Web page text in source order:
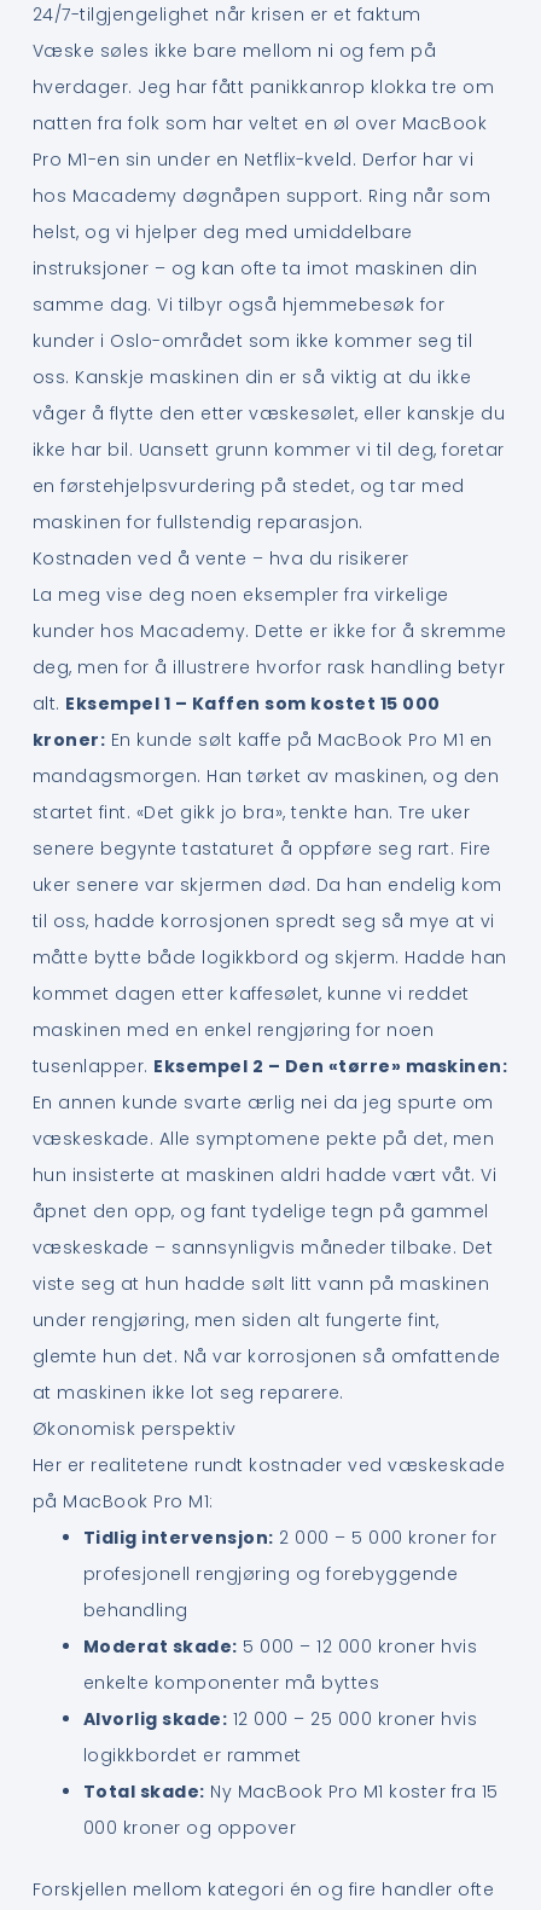
24/7-tilgjengelighet når krisen er et faktum
Væske søles ikke bare mellom ni og fem på
hverdager. Jeg har fått panikkanrop klokka tre om
natten fra folk som har veltet en øl over MacBook
Pro M1-en sin under en Netflix-kveld. Derfor har vi
hos Macademy døgnåpen support. Ring når som
helst, og vi hjelper deg med umiddelbare
instruksjoner – og kan ofte ta imot maskinen din
samme dag. Vi tilbyr også hjemmebesøk for
kunder i Oslo-området som ikke kommer seg til
oss. Kanskje maskinen din er så viktig at du ikke
våger å flytte den etter væskesølet, eller kanskje du
ikke har bil. Uansett grunn kommer vi til deg, foretar
en førstehjelpsvurdering på stedet, og tar med
maskinen for fullstendig reparasjon.
Kostnaden ved å vente – hva du risikerer
La meg vise deg noen eksempler fra virkelige
kunder hos Macademy. Dette er ikke for å skremme
deg, men for å illustrere hvorfor rask handling betyr
alt. Eksempel 1 – Kaffen som kostet 15 000
kroner: En kunde sølt kaffe på MacBook Pro M1 en
mandagsmorgen. Han tørket av maskinen, og den
startet fint. «Det gikk jo bra», tenkte han. Tre uker
senere begynte tastaturet å oppføre seg rart. Fire
uker senere var skjermen død. Da han endelig kom
til oss, hadde korrosjonen spredt seg så mye at vi
måtte bytte både logikkbord og skjerm. Hadde han
kommet dagen etter kaffesølet, kunne vi reddet
maskinen med en enkel rengjøring for noen
tusenlapper. Eksempel 2 – Den «tørre» maskinen:
En annen kunde svarte ærlig nei da jeg spurte om
væskeskade. Alle symptomene pekte på det, men
hun insisterte at maskinen aldri hadde vært våt. Vi
åpnet den opp, og fant tydelige tegn på gammel
væskeskade – sannsynligvis måneder tilbake. Det
viste seg at hun hadde sølt litt vann på maskinen
under rengjøring, men siden alt fungerte fint,
glemte hun det. Nå var korrosjonen så omfattende
at maskinen ikke lot seg reparere.
Økonomisk perspektiv
Her er realitetene rundt kostnader ved væskeskade
på MacBook Pro M1:
Tidlig intervensjon: 2 000 – 5 000 kroner for
profesjonell rengjøring og forebyggende
behandling
Moderat skade: 5 000 – 12 000 kroner hvis
enkelte komponenter må byttes
Alvorlig skade: 12 000 – 25 000 kroner hvis
logikkbordet er rammet
Total skade: Ny MacBook Pro M1 koster fra 15
000 kroner og oppover
Forskjellen mellom kategori én og fire handler ofte